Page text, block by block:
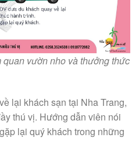
vườn nho và thưởng thức
lại khách sạn tại Nha Trang,
thú vị. Hướng dẫn viên nói
lại quý khách trong những